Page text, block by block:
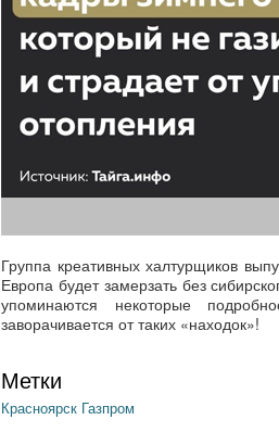
Группа креативных халтурщиков
Европа будет замерзать без
упоминаются некоторые
заворачивается от таких «находок»!
Метки
Красноярск Газпром